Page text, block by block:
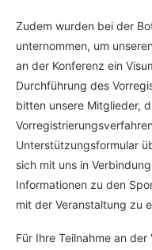
Zudem wurden bei der
unternommen, um
an der Konferenz ein
Durchführung des
bitten unsere Mitglieder,
Unterstützungsformular
sich mit uns in
Informationen zu den
mit der Veranstaltung zu
Für Ihre Teilnahme an